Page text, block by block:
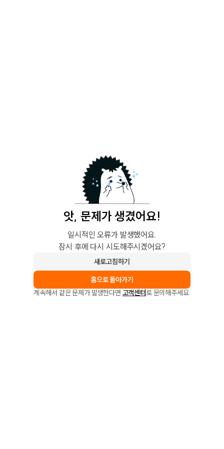
앗, 문제가 생겼어요!
일시적인 오류가 발생했어요.
잠시 후에 다시 시도해주시겠어요?
새로고침하기
홈으로 돌아가기
계속해서 같은 문제가 발생한다면 고객센터로 문의해주세요.